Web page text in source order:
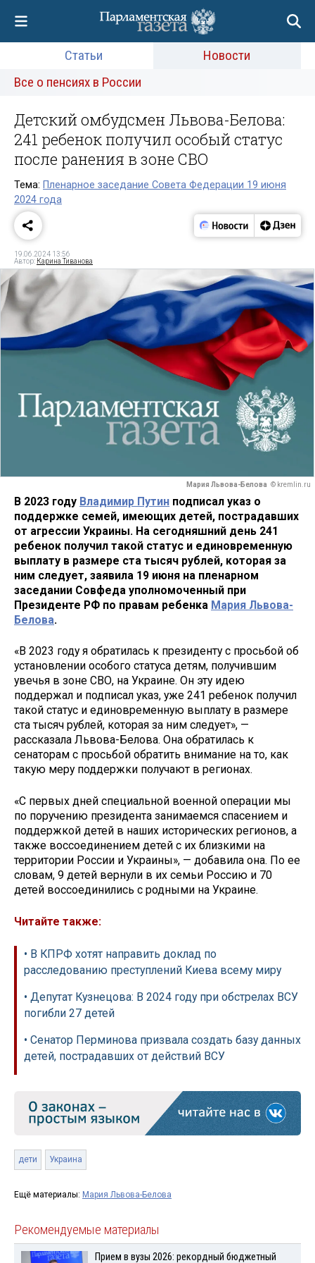
Статьи
Новости
Все о пенсиях в России
Детский омбудсмен Львова-Белова:
241 ребенок получил особый статус
после ранения в зоне СВО
Тема: Пленарное заседание Совета Федерации 19 июня
2024 года
19.06.2024 13:56
Автор: Карина Тиванова
Мария Львова-Белова © kremlin.ru
В 2023 году Владимир Путин подписал указ о
поддержке семей, имеющих детей, пострадавших
от агрессии Украины. На сегодняшний день 241
ребенок получил такой статус и единовременную
выплату в размере ста тысяч рублей, которая за
ним следует, заявила 19 июня на пленарном
заседании Совфеда уполномоченный при
Президенте РФ по правам ребенка Мария Львова-
Белова.
«В 2023 году я обратилась к президенту с просьбой об
установлении особого статуса детям, получившим
увечья в зоне СВО, на Украине. Он эту идею
поддержал и подписал указ, уже 241 ребенок получил
такой статус и единовременную выплату в размере
ста тысяч рублей, которая за ним следует», —
рассказала Львова-Белова. Она обратилась к
сенаторам с просьбой обратить внимание на то, как
такую меру поддержки получают в регионах.
«С первых дней специальной военной операции мы
по поручению президента занимаемся спасением и
поддержкой детей в наших исторических регионов, а
также воссоединением детей с их близкими на
территории России и Украины», — добавила она. По ее
словам, 9 детей вернули в их семьи Россию и 70
детей воссоединились с родными на Украине.
Читайте также:
• В КПРФ хотят направить доклад по
расследованию преступлений Киева всему миру
• Депутат Кузнецова: В 2024 году при обстрелах ВСУ
погибли 27 детей
• Сенатор Перминова призвала создать базу данных
детей, пострадавших от действий ВСУ
дети Украина
Ещё материалы: Мария Львова-Белова
Рекомендуемые материалы
Прием в вузы 2026: рекордный бюджетный